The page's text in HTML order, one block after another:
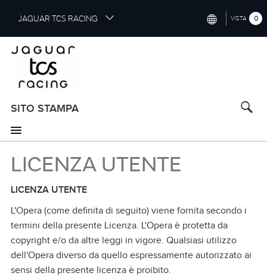
i
p
a
n
c
o
n
e
n
JAGUAR TCS RACING VISTA 0
SITO STAMPA
LICENZA UTENTE
LICENZA UTENTE
L'Opera (come definita di seguito) viene fornita secondo i
termini della presente Licenza. L'Opera è protetta da
copyright e/o da altre leggi in vigore. Qualsiasi utilizzo
dell'Opera diverso da quello espressamente autorizzato ai
sensi della presente licenza è proibito.